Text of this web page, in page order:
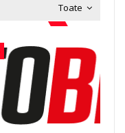
Toate